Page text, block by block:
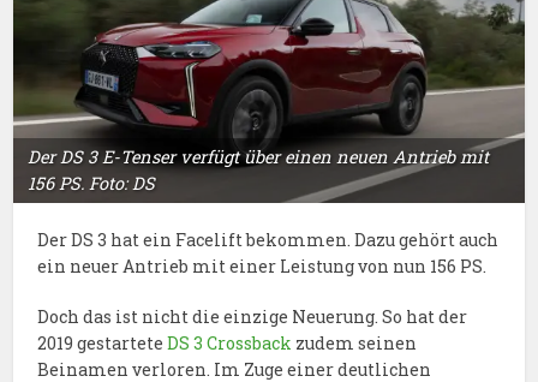
Der DS 3 E-Tenser verfügt über einen neuen Antrieb mit
156 PS. Foto: DS
Der DS 3 hat ein Facelift bekommen. Dazu gehört auch
ein neuer Antrieb mit einer Leistung von nun 156 PS.
Doch das ist nicht die einzige Neuerung. So hat der
2019 gestarteteDS 3 Crossback zudem seinen
Beinamen verloren. Im Zuge einer deutlichen